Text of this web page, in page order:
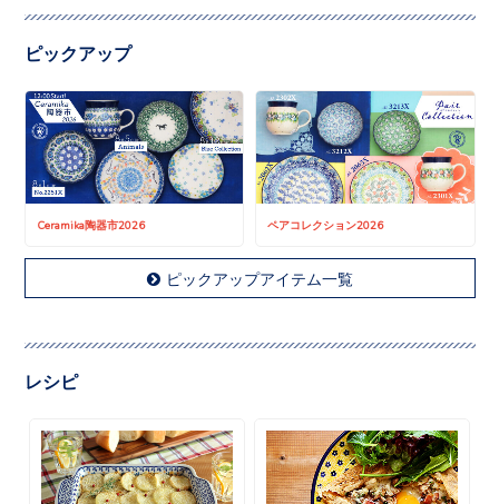
ピックアップ
Ceramika陶器市2026 ペアコレクション2026
ピックアップアイテム一覧
レシピ